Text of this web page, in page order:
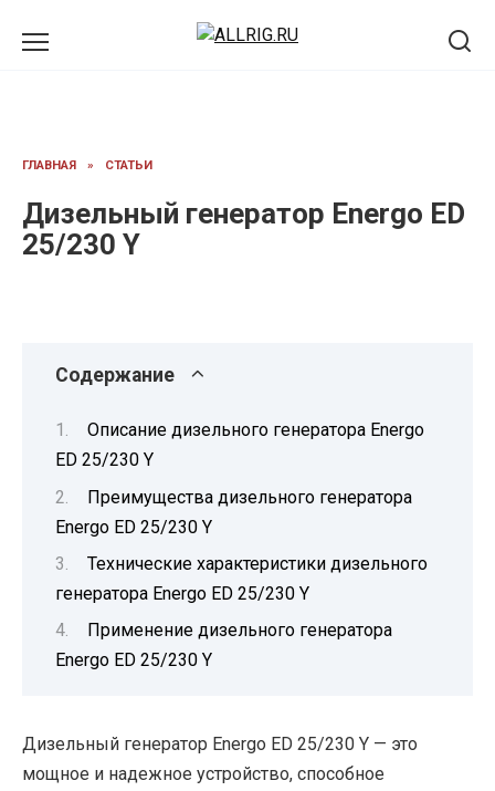
ГЛАВНАЯ » СТАТЬИ
Дизельный генератор Energo ED
25/230 Y
Содержание
Описание дизельного генератора Energo
ED 25/230 Y
Преимущества дизельного генератора
Energo ED 25/230 Y
Технические характеристики дизельного
генератора Energo ED 25/230 Y
Применение дизельного генератора
Energo ED 25/230 Y
Дизельный генератор Energo ED 25/230 Y — это
мощное и надежное устройство, способное